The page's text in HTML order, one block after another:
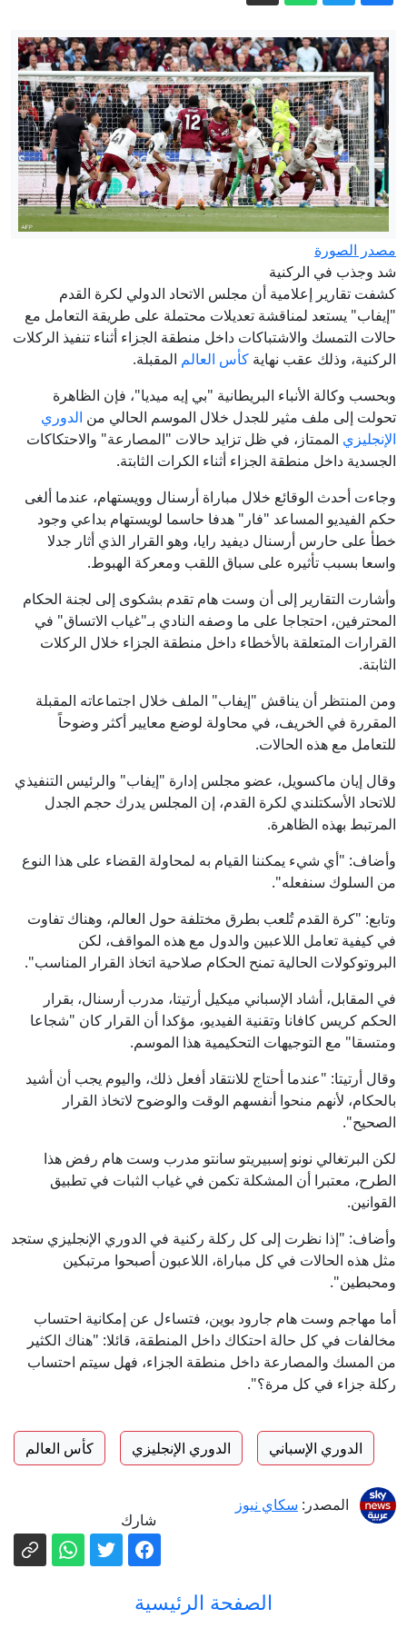
القناة 14: إسرائيل تستعد لخفض عدد قواتها
في غزة
الخس والهالبينو يثيران القلق في أميركا..
ما القصة؟
ترامب يعين ويل شارف مستشارا قانونيا
للبيت الأبيض
ترمب يعلن تعيين ويل شارف مستشارا
صدور أمر ديواني بتشكيل قيادة عمليات
البادية » وكالة الانباء العراقية (واع)
مصدر الصورة
شد وجذب في الركنية
كشفت تقارير إعلامية أن مجلس الاتحاد الدولي لكرة القدم
"إيفاب" يستعد لمناقشة تعديلات محتملة على طريقة التعامل مع
حالات التمسك والاشتباكات داخل منطقة الجزاء أثناء تنفيذ الركلات
الركنية، وذلك عقب نهاية كأس العالم المقبلة.
وبحسب وكالة الأنباء البريطانية "بي إيه ميديا"، فإن الظاهرة
تحولت إلى ملف مثير للجدل خلال الموسم الحالي من الدوري
الإنجليزي الممتاز، في ظل تزايد حالات "المصارعة" والاحتكاكات
الجسدية داخل منطقة الجزاء أثناء الكرات الثابتة.
وجاءت أحدث الوقائع خلال مباراة أرسنال وويستهام، عندما ألغى
حكم الفيديو المساعد "فار" هدفا حاسما لويستهام بداعي وجود
خطأ على حارس أرسنال ديفيد رايا، وهو القرار الذي أثار جدلا
واسعا بسبب تأثيره على سباق اللقب ومعركة الهبوط.
وأشارت التقارير إلى أن وست هام تقدم بشكوى إلى لجنة الحكام
المحترفين، احتجاجا على ما وصفه النادي بـ"غياب الاتساق" في
القرارات المتعلقة بالأخطاء داخل منطقة الجزاء خلال الركلات
الثابتة.
ومن المنتظر أن يناقش "إيفاب" الملف خلال اجتماعاته المقبلة
المقررة في الخريف، في محاولة لوضع معايير أكثر وضوحاً
للتعامل مع هذه الحالات.
وقال إيان ماكسويل، عضو مجلس إدارة "إيفاب" والرئيس التنفيذي
للاتحاد الأسكتلندي لكرة القدم، إن المجلس يدرك حجم الجدل
المرتبط بهذه الظاهرة.
وأضاف: "أي شيء يمكننا القيام به لمحاولة القضاء على هذا النوع
من السلوك سنفعله".
وتابع: "كرة القدم تُلعب بطرق مختلفة حول العالم، وهناك تفاوت
في كيفية تعامل اللاعبين والدول مع هذه المواقف، لكن
البروتوكولات الحالية تمنح الحكام صلاحية اتخاذ القرار المناسب".
في المقابل، أشاد الإسباني ميكيل أرتيتا، مدرب أرسنال، بقرار
الحكم كريس كافانا وتقنية الفيديو، مؤكدا أن القرار كان "شجاعا
ومتسقا" مع التوجيهات التحكيمية هذا الموسم.
وقال أرتيتا: "عندما أحتاج للانتقاد أفعل ذلك، واليوم يجب أن أشيد
بالحكام، لأنهم منحوا أنفسهم الوقت والوضوح لاتخاذ القرار
الصحيح".
لكن البرتغالي نونو إسبيريتو سانتو مدرب وست هام رفض هذا
الطرح، معتبرا أن المشكلة تكمن في غياب الثبات في تطبيق
القوانين.
وأضاف: "إذا نظرت إلى كل ركلة ركنية في الدوري الإنجليزي ستجد
مثل هذه الحالات في كل مباراة، اللاعبون أصبحوا مرتبكين
ومحبطين".
أما مهاجم وست هام جارود بوين، فتساءل عن إمكانية احتساب
مخالفات في كل حالة احتكاك داخل المنطقة، قائلا: "هناك الكثير
من المسك والمصارعة داخل منطقة الجزاء، فهل سيتم احتساب
ركلة جزاء في كل مرة؟".
الدوري الإسباني الدوري الإنجليزي كأس العالم
المصدر: سكاي نيوز
شارك
الصفحة الرئيسية